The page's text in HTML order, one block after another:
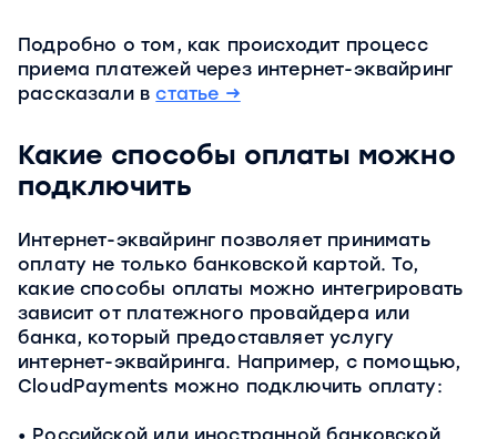
Подробно о том, как происходит процесс
приема платежей через интернет-эквайринг
рассказали встатье →
Какие способы оплаты можно
подключить
Интернет-эквайринг позволяет принимать
оплату не только банковской картой. То,
какие способы оплаты можно интегрировать
зависит от платежного провайдера или
банка, который предоставляет услугу
интернет-эквайринга. Например, с помощью,
CloudPayments можно подключить оплату:
Российской или иностранной банковской